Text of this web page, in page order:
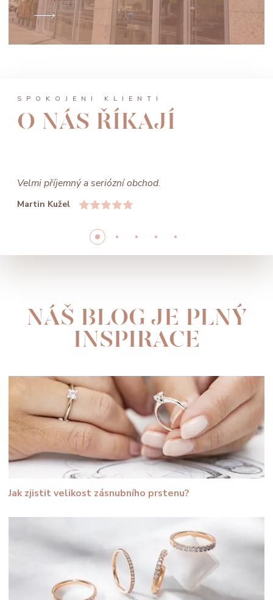
SPOKOJENÍ KLIENTI
O NÁS ŘÍKAJÍ
Velmi příjemný a seriózní obchod.
Martin Kužel
NÁŠ BLOG JE PLNÝ
INSPIRACE
Jak zjistit velikost zásnubního prstenu?